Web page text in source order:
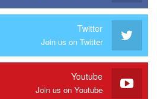
Twitter
Join us on Twitter
Youtube
Join us on Youtube